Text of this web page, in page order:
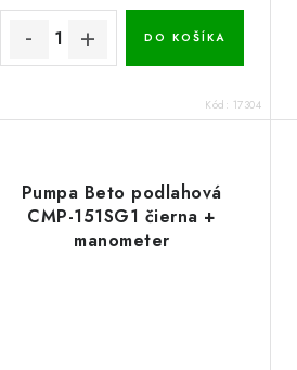
DO KOŠÍKA
Kód: 17304
Pumpa Beto podlahová
CMP-151SG1 čierna +
manometer